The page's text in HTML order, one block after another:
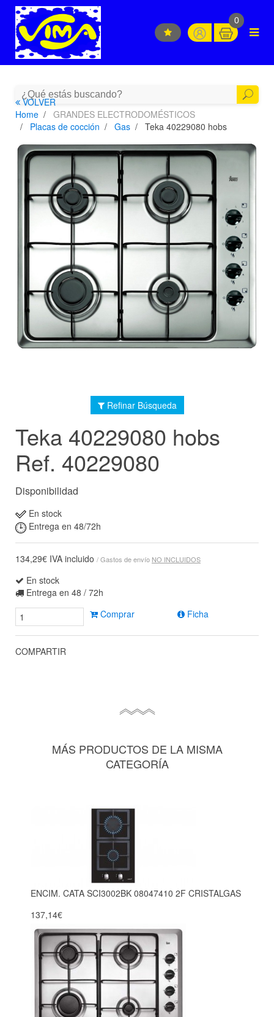
0
VOLVER
Home
GRANDES ELECTRODOMÉSTICOS
Placas de cocción
Gas Teka 40229080 hobs
Refinar Búsqueda
Teka 40229080 hobs
Ref. 40229080
Disponibilidad
En stock
Entrega en 48/72h
134,29€ IVA incluido / Gastos de envío NO INCLUIDOS
En stock
Entrega en 48 / 72h
Comprar
Ficha
COMPARTIR
MÁS PRODUCTOS DE LA MISMA
CATEGORÍA
ENCIM. CATA SCI3002BK 08047410 2F CRISTALGAS
137,14€